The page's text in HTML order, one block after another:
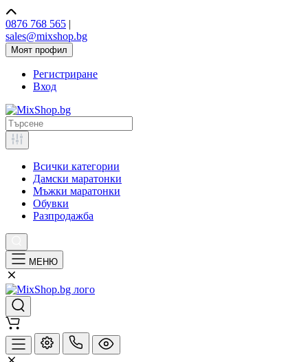
0876 768 565 |
sales@mixshop.bg
Моят профил
Регистриране
Вход
Всички категории
Дамски маратонки
Мъжки маратонки
Обувки
Разпродажба
МЕНЮ